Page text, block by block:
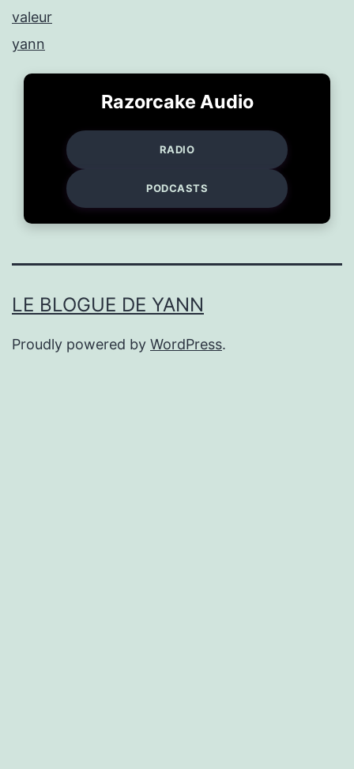
valeur
yann
Razorcake Audio
RADIO
PODCASTS
LE BLOGUE DE YANN
Proudly powered by WordPress.